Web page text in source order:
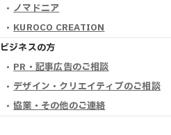
ノマドニア
KUROCO CREATION
ビジネスの方
PR・記事広告のご相談
デザイン・クリエイティブのご相談
協業・その他のご連絡